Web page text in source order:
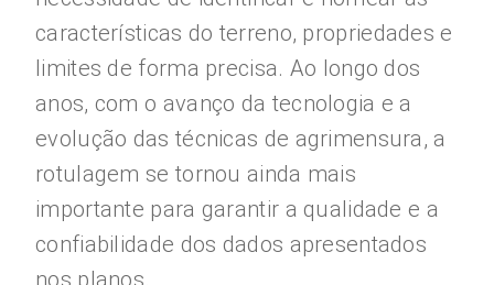
características do terreno, propriedades e
limites de forma precisa. Ao longo dos
anos, com o avanço da tecnologia e a
evolução das técnicas de agrimensura, a
rotulagem se tornou ainda mais
importante para garantir a qualidade e a
confiabilidade dos dados apresentados
nos planos.